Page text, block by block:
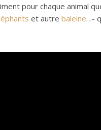
pour chaque animal
et autre baleine…-